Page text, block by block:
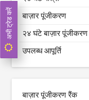
बाज़ार पूंजीकरण
२४ घंटे बाज़ार पूंजीकरण
उपलब्ध आपूर्ति
बाज़ार पूंजीकरण रैंक
अभी ट्रेड करें